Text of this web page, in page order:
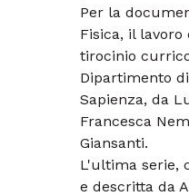
Per la
Fisica, il
tirocinio
Dipartimento
Sapienza, da
Francesca
Giansanti.
L'ultima serie,
e descritta da